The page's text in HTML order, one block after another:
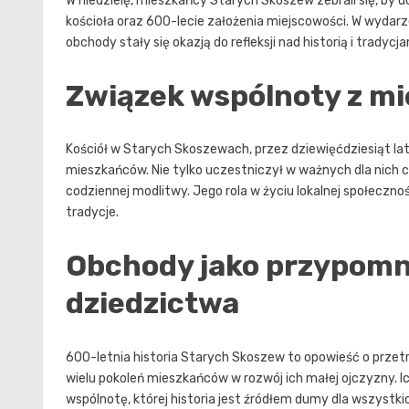
kościoła oraz 600-lecie założenia miejscowości. W
obchody stały się okazją do refleksji nad historią i
Związek wspólnoty z
Kościół w Starych Skoszewach, przez dziewięćdziesiąt
mieszkańców. Nie tylko uczestniczył w ważnych dla nich
codziennej modlitwy. Jego rola w życiu lokalnej
tradycje.
Obchody jako
dziedzictwa
600-letnia historia Starych Skoszew to opowieść o
wielu pokoleń mieszkańców w rozwój ich małej ojczyzny.
wspólnotę, której historia jest źródłem dumy dla